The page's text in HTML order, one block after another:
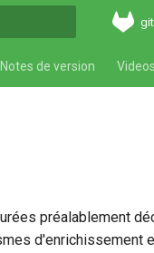
Notes de version Videos
préalablement
d'enrichissement